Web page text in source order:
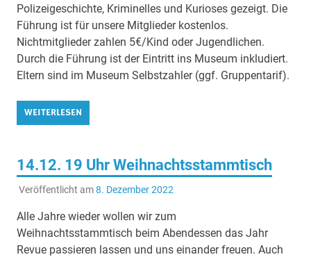
Polizeigeschichte, Kriminelles und Kurioses gezeigt. Die
Führung ist für unsere Mitglieder kostenlos.
Nichtmitglieder zahlen 5€/Kind oder Jugendlichen.
Durch die Führung ist der Eintritt ins Museum inkludiert.
Eltern sind im Museum Selbstzahler (ggf. Gruppentarif).
WEITERLESEN
14.12. 19 Uhr Weihnachtsstammtisch
Veröffentlicht am8. Dezember 2022
Alle Jahre wieder wollen wir zum
Weihnachtsstammtisch beim Abendessen das Jahr
Revue passieren lassen und uns einander freuen. Auch